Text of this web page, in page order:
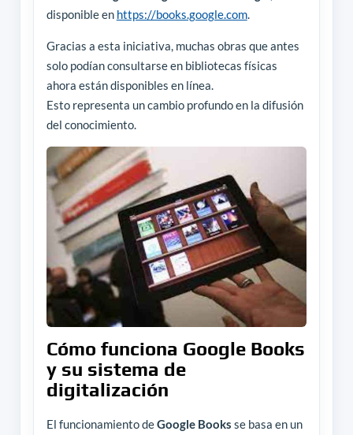
disponible en https://books.google.com.
Gracias a esta iniciativa, muchas obras que antes
solo podían consultarse en bibliotecas físicas
ahora están disponibles en línea.
Esto representa un cambio profundo en la difusión
del conocimiento.
Cómo funciona Google Books
y su sistema de
digitalización
El funcionamiento deGoogle Books se basa en un